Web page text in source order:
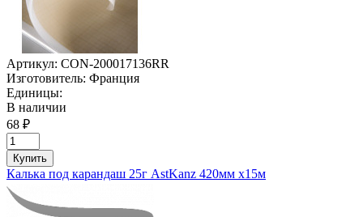
Артикул: CON-200017136RR
Изготовитель: Франция
Единицы:
В наличии
68 ₽
Купить
Калька под карандаш 25г AstKanz 420мм х15м